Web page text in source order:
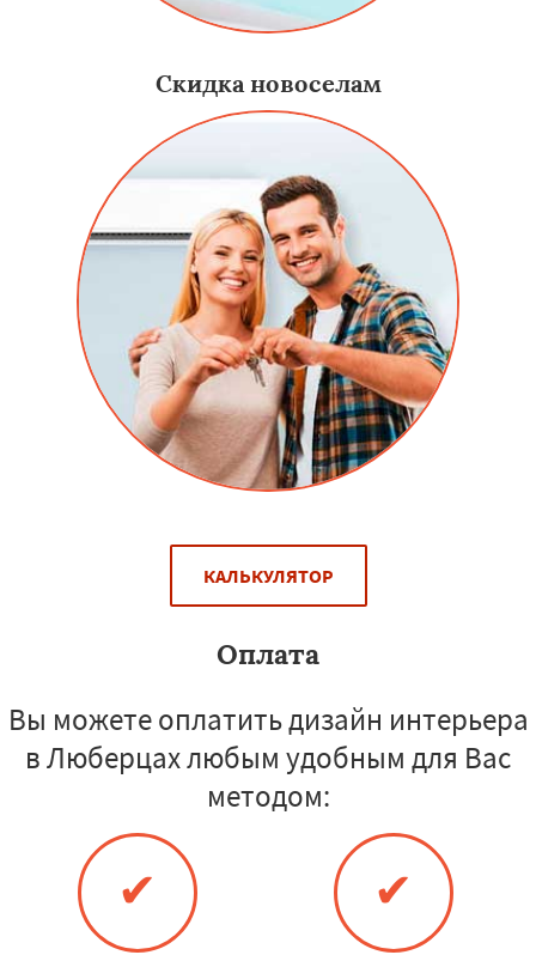
Скидка новоселам
КАЛЬКУЛЯТОР
Оплата
Вы можете оплатить дизайн интерьера
в Люберцах любым удобным для Вас
методом:
✔ ✔